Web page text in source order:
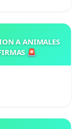
A ANIMALES
🚨